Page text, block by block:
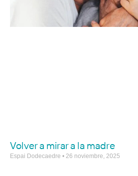
Volver a mirar a la madre
Espai Dodecaedre 26 noviembre, 2025